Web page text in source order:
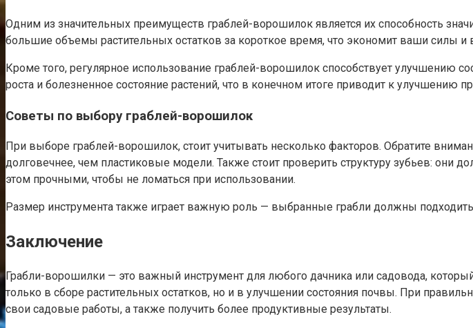
Одним из значительных преимуществ граблей-ворошилок является их способность
большие объемы растительных остатков за короткое время, что экономит ваши силы и
Кроме того, регулярное использование граблей-ворошилок способствует улучшению
роста и болезненное состояние растений, что в конечном итоге приводит к улучшению
Советы по выбору граблей-ворошилок
При выборе граблей-ворошилок, стоит учитывать несколько факторов. Обратите
долговечнее, чем пластиковые модели. Также стоит проверить структуру зубьев: они
этом прочными, чтобы не ломаться при использовании.
Размер инструмента также играет важную роль — выбранные грабли должны
Заключение
Грабли-ворошилки — это важный инструмент для любого дачника или садовода,
только в сборе растительных остатков, но и в улучшении состояния почвы. При
свои садовые работы, а также получить более продуктивные результаты.